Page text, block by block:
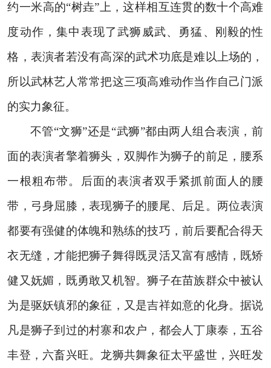
约一米高的“树垚”上，这样相互连贯的数十个高难
度动作，集中表现了武狮威武、勇猛、刚毅的性
格，表演者若没有高深的武术功底是难以上场的，
所以武林艺人常常把这三项高难动作当作自己门派
的实力象征。
不管“文狮”还是“武狮”都由两人组合表演，前
面的表演者擎着狮头，双脚作为狮子的前足，腰系
一根粗布带。后面的表演者双手紧抓前面人的腰
带，弓身屈膝，表现狮子的腰尾、后足。两位表演
都要有强健的体魄和熟练的技巧，前后要配合得天
衣无缝，才能把狮子舞得既灵活又富有感情，既矫
健又妩媚，既勇敢又机智。狮子在苗族群众中被认
为是驱妖镇邪的象征，又是吉祥如意的化身。据说
凡是狮子到过的村寨和农户，都会人丁康泰，五谷
丰登，六畜兴旺。龙狮共舞象征太平盛世，兴旺发